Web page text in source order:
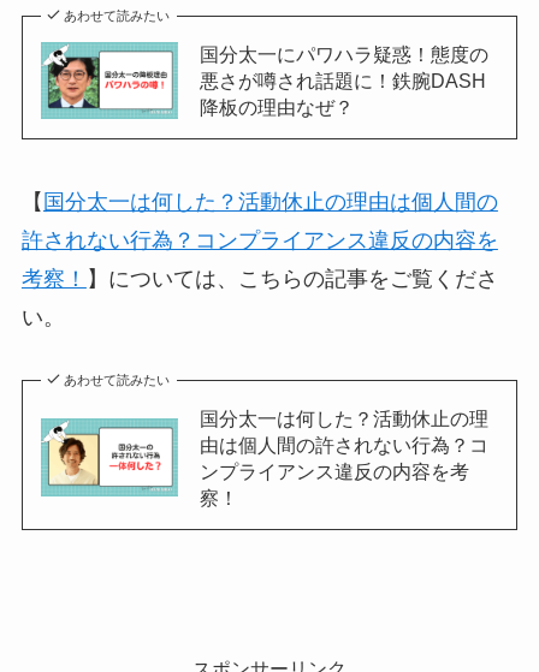
あわせて読みたい
国分太一にパワハラ疑惑！態度の
悪さが噂され話題に！鉄腕DASH
降板の理由なぜ？
【 国分太一は何した？活動休止の理由は個人間の
許されない行為？コンプライアンス違反の内容を
考察！ 】については、こちらの記事をご覧くださ
い。
あわせて読みたい
国分太一は何した？活動休止の理
由は個人間の許されない行為？コ
ンプライアンス違反の内容を考
察！